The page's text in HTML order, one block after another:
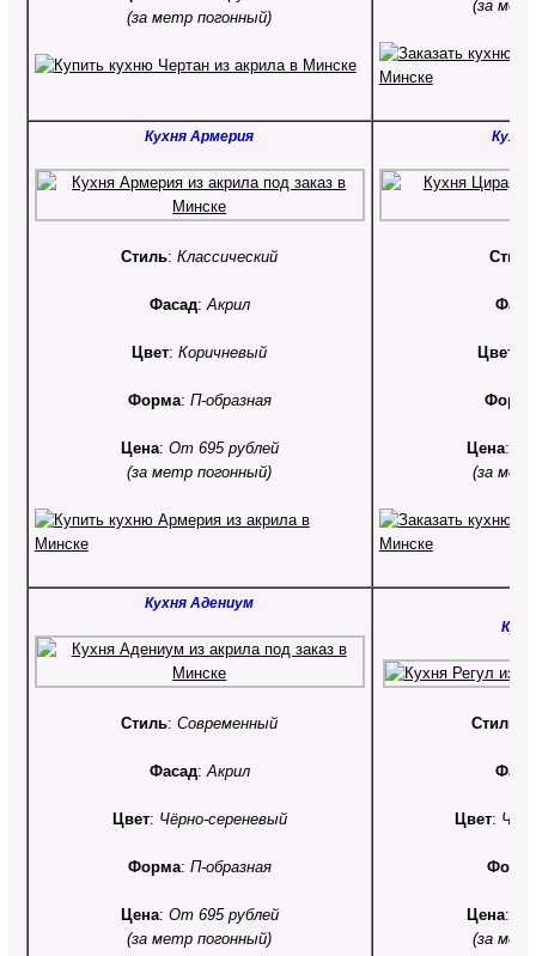
(за метр погонный)
(за
Кухня Армерия
Стиль:Классический
Фасад:Акрил
Цвет:Коричневый
Форма: П-образная
Цена: От 695 рублей
(за метр погонный)
Стиль
Цвет
Цена:
(за
Кухня Адениум
Стиль:Современный
Фасад:Акрил
Цвет: Чёрно-сереневый
Форма: П-образная
Цена: От 695 рублей
(за метр погонный)
Стиль
Цвет:
Цена:
(за